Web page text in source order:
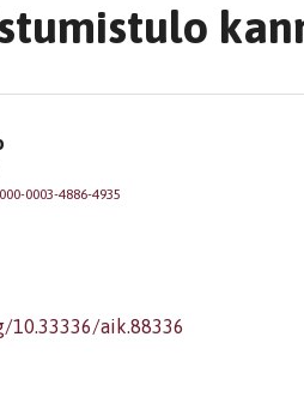
0003-4886-4935
10.33336/aik.88336